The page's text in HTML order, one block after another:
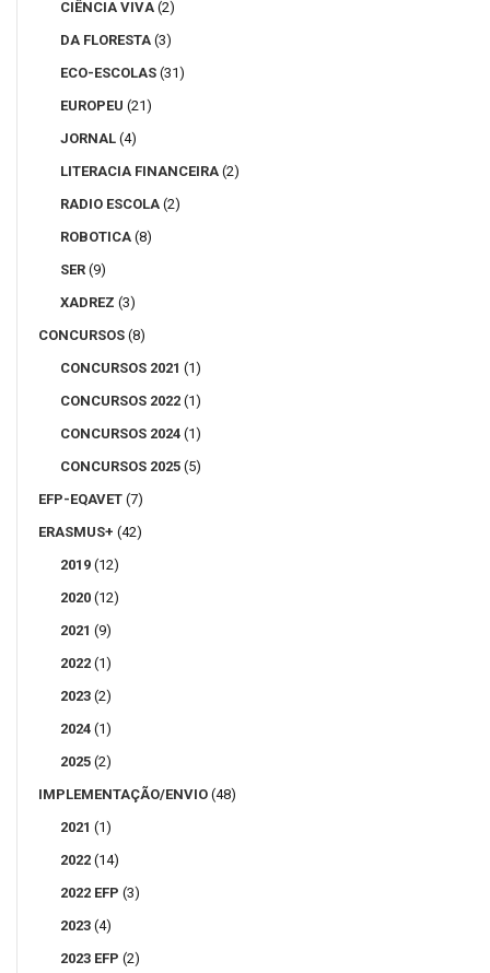
CIÊNCIA VIVA (2)
DA FLORESTA (3)
ECO-ESCOLAS (31)
EUROPEU (21)
JORNAL (4)
LITERACIA FINANCEIRA (2)
RADIO ESCOLA (2)
ROBOTICA (8)
SER (9)
XADREZ (3)
CONCURSOS (8)
CONCURSOS 2021 (1)
CONCURSOS 2022 (1)
CONCURSOS 2024 (1)
CONCURSOS 2025 (5)
EFP-EQAVET (7)
ERASMUS+ (42)
2019 (12)
2020 (12)
2021 (9)
2022 (1)
2023 (2)
2024 (1)
2025 (2)
IMPLEMENTAÇÃO/ENVIO (48)
2021 (1)
2022 (14)
2022 EFP (3)
2023 (4)
2023 EFP (2)